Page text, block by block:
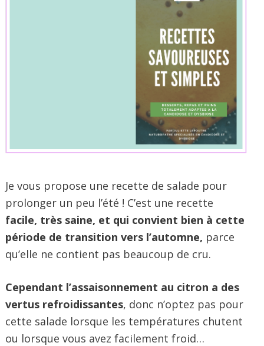
Je vous propose une recette de salade pour
prolonger un peu l’été ! C’est une recette
facile, très saine, et qui convient bien à cette
période de transition vers l’automne, parce
qu’elle ne contient pas beaucoup de cru.
Cependant l’assaisonnement au citron a des
vertus refroidissantes, donc n’optez pas pour
cette salade lorsque les températures chutent
ou lorsque vous avez facilement froid…